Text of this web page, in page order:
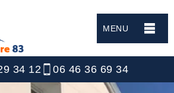
MENU
34 12 06 46 36 69 34